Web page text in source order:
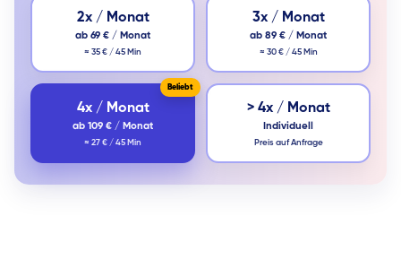
2x / Monat
ab 69 € / Monat
≈ 35 € / 45 Min
3x / Monat
ab 89 € / Monat
≈ 30 € / 45 Min
4x / Monat
ab 109 € / Monat
≈ 27 € / 45 Min
> 4x / Monat
Individuell
Preis auf Anfrage